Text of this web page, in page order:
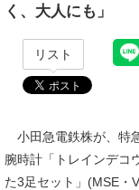
く、大人にも」
リスト
小田急電鉄株が、特
腕時計「トレインデコ
た3足セット」(MSE・